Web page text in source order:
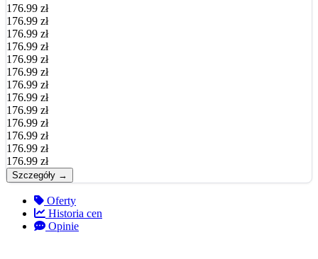
176.99 zł
176.99 zł
176.99 zł
176.99 zł
176.99 zł
176.99 zł
176.99 zł
176.99 zł
176.99 zł
176.99 zł
176.99 zł
176.99 zł
176.99 zł
Szczegóły →
Oferty
Historia cen
Opinie